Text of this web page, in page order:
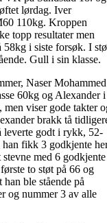
lørdag. Iver
110kg. Kroppen
topp resultater men
i siste forsøk. I
Gull i sin klasse.
Naser Mohammed
60kg og Alexander i
men viser gode takter
brakk tå
leverte godt i rykk, 52-
fikk 3 godkjente
med 6 godkjente
to støt på 66 og
ble stående på
og nummer 3 av alle